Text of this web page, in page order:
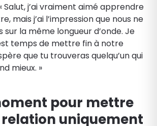
Salut, j’ai vraiment aimé apprendre
mais j’ai l’impression que nous ne
sur la même longueur d’onde. Je
temps de mettre fin à notre
que tu trouveras quelqu’un qui
mieux. »
pour mettre
uniquement